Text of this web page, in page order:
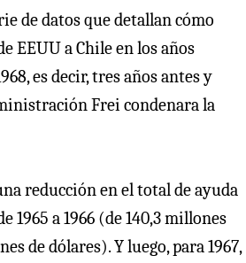
de datos que detallan cómo
EEUU a Chile en los años
es decir, tres años antes y
Frei condenara la
reducción en el total de ayuda
1965 a 1966 (de 140,3 millones
de dólares). Y luego, para 1967,